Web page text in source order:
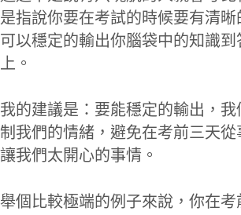
是指說你要在考試的時候要有清晰
可以穩定的輸出你腦袋中的知識到
上。
我的建議是：要能穩定的輸出，我
制我們的情緒，避免在考前三天從
讓我們太開心的事情。
舉個比較極端的例子來說，你在考